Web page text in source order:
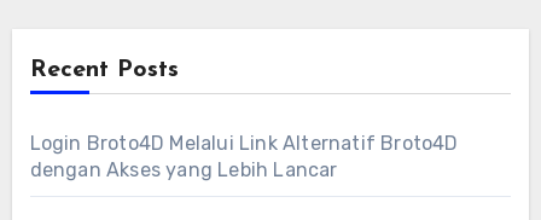
Recent Posts
Login Broto4D Melalui Link Alternatif Broto4D
dengan Akses yang Lebih Lancar